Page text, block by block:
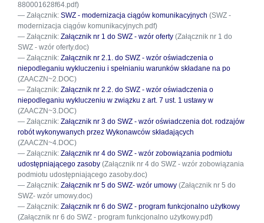
880001628f64.pdf)
Załącznik: SWZ - modernizacja ciągów komunikacyjnych (SWZ -
modernizacja ciągów komunikacyjnych.pdf)
Załącznik: Załącznik nr 1 do SWZ - wzór oferty (Załącznik nr 1 do
SWZ - wzór oferty.doc)
Załącznik: Załącznik nr 2.1. do SWZ - wzór oświadczenia o
niepodleganiu wykluczeniu i spełnianiu warunków składane na po
(ZAACZN~2.DOC)
Załącznik: Załącznik nr 2.2. do SWZ - wzór oświadczenia o
niepodleganiu wykluczeniu w związku z art. 7 ust. 1 ustawy w
(ZAACZN~3.DOC)
Załącznik: Załącznik nr 3 do SWZ - wzór oświadczenia dot. rodzajów
robót wykonywanych przez Wykonawców składających
(ZAACZN~4.DOC)
Załącznik: Załącznik nr 4 do SWZ - wzór zobowiązania podmiotu
udostępniającego zasoby (Załącznik nr 4 do SWZ - wzór zobowiązania
podmiotu udostępniającego zasoby.doc)
Załącznik: Załącznik nr 5 do SWZ- wzór umowy (Załącznik nr 5 do
SWZ- wzór umowy.doc)
Załącznik: Załącznik nr 6 do SWZ - program funkcjonalno użytkowy
(Załącznik nr 6 do SWZ - program funkcjonalno użytkowy.pdf)